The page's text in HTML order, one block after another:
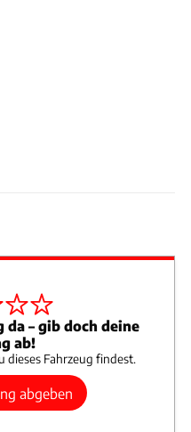
– gib doch deine
ab!
dieses Fahrzeug findest.
abgeben